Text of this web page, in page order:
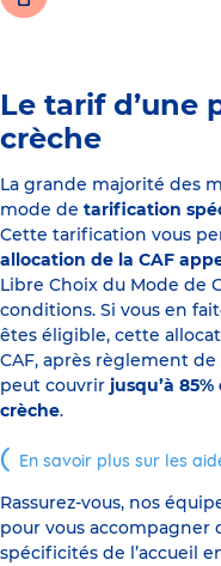
Le tarif d’une
crèche
La grande majorité des
mode de tarification
Cette tarification vous
allocation de la CAF
Libre Choix du Mode de
conditions. Si vous en
êtes éligible, cette
CAF, après règlement
peut couvrir jusqu’à
crèche.
En savoir plus sur les
Rassurez-vous, nos
pour vous accompagner
spécificités de l’accueil